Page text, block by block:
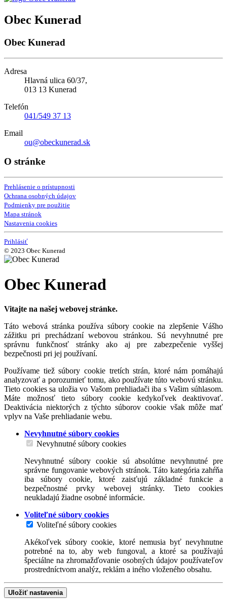
Obec Kunerad
Obec Kunerad
Adresa
Hlavná ulica 60/37,
013 13 Kunerad
Telefón
041/549 37 13
Email
ou@obeckunerad.sk
O stránke
Prehlásenie o prístupnosti
Ochrana osobných údajov
Podmienky pre použitie
Mapa stránok
Nastavenia cookies
Prihlásiť
© 2023 Obec Kunerad
Obec Kunerad
Vitajte na našej webovej stránke.
Táto webová stránka používa súbory cookie na zlepšenie Vášho
zážitku pri prechádzaní webovou stránkou. Sú nevyhnutné pre
správnu funkčnosť stránky ako aj pre zabezpečenie vyššej
bezpečnosti pri jej používaní.
Používame tiež súbory cookie tretích strán, ktoré nám pomáhajú
analyzovať a porozumieť tomu, ako používate túto webovú stránku.
Tieto cookies sa uložia vo Vašom prehliadači iba s Vašim súhlasom.
Máte možnosť tieto súbory cookie kedykoľvek deaktivovať.
Deaktivácia niektorých z týchto súborov cookie však môže mať
vplyv na Vaše prehliadanie webu.
Nevyhnutné súbory cookies
Nevyhnutné súbory cookies
Nevyhnutné súbory cookie sú absolútne nevyhnutné pre
správne fungovanie webových stránok. Táto kategória zahŕňa
iba súbory cookie, ktoré zaisťujú základné funkcie a
bezpečnostné prvky webovej stránky. Tieto cookies
neukladajú žiadne osobné informácie.
Voliteľné súbory cookies
Voliteľné súbory cookies
Akékoľvek súbory cookie, ktoré nemusia byť nevyhnutne
potrebné na to, aby web fungoval, a ktoré sa používajú
špeciálne na zhromažďovanie osobných údajov používateľov
prostredníctvom analýz, reklám a iného vloženého obsahu.
Uložiť nastavenia